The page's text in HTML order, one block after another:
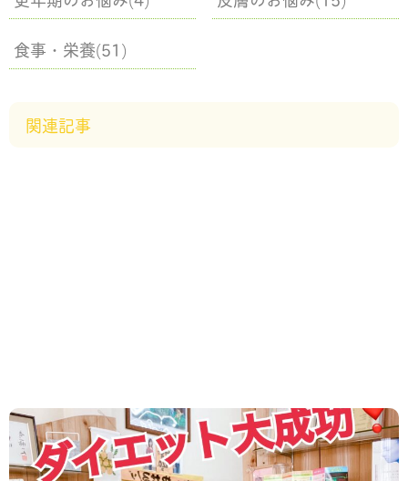
食事・栄養(51)
関連記事
2024.11.14/お客様の声 ,ダイエット,新着情報
８ヶ月で−２１kg！おめでとう！！